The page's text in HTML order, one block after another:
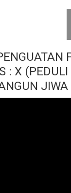
: X
JIWA